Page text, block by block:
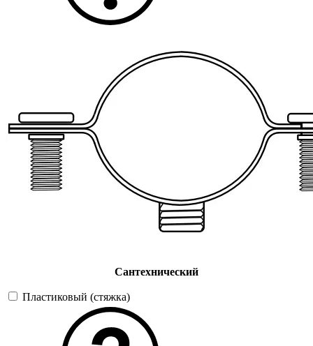
Сантехнический
Пластиковый (стяжка)